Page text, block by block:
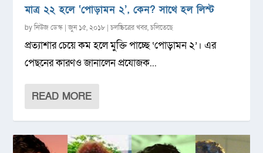
মাত্র ২২ হলে ‘পোড়ামন ২’, কেন? সাথে হল লিস্ট
byনিউজ ডেস্ক |জুন ১৫, ২০১৮ |চলচ্চিত্রের খবর,চলিতেছে
প্রত্যাশার চেয়ে কম হলে মুক্তি পাচ্ছে ‘পোড়ামন ২’। এর
পেছনের কারণও জানালেন প্রযোজক...
READ MORE